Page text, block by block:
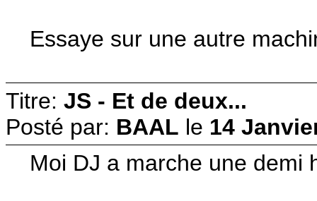
Essaye sur une autre
Titre: JS - Et de deux...
Posté par: BAAL le 14
Moi DJ a marche une demi